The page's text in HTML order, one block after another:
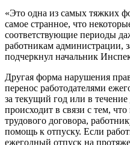
«Это одна из самых тяжких
самое странное, что
соответствующие периоды
работникам админист­рации,
подчеркнул начальник
Другая форма нарушения
перенос рабо­тодателями
за текущий год или в
происходит в свя­зи с тем,
трудового договора,
помощь к отпус­ку. Если
ежегодный отпуск на